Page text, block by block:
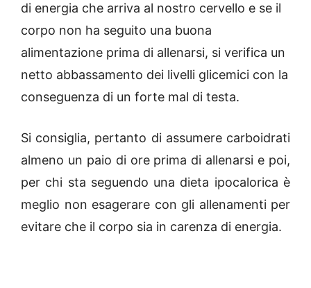
di energia che arriva al nostro cervello e se il
corpo non ha seguito una buona
alimentazione prima di allenarsi, si verifica un
netto abbassamento dei livelli glicemici con la
conseguenza di un forte mal di testa.
Si consiglia, pertanto di assumere carboidrati
almeno un paio di ore prima di allenarsi e poi,
per chi sta seguendo una dieta ipocalorica è
meglio non esagerare con gli allenamenti per
evitare che il corpo sia in carenza di energia.